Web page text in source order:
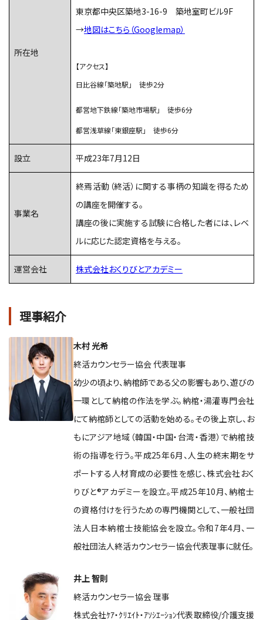
所在地
東京都中央区築地3-16-9 築地室町ビル9F
→地図はこちら（Googlemap）
【アクセス】
日比谷線「築地駅」 徒歩2分
都営地下鉄線「築地市場駅」 徒歩6分
都営浅草線「東銀座駅」 徒歩6分
設立 平成23年7月12日
事業名
終焉活動（終活）に関する事柄の知識を得るため
の講座を開催する。
講座の後に実施する試験に合格した者には、レベ
ルに応じた認定資格を与える。
運営会社 株式会社おくりびとアカデミー
理事紹介
木村 光希
終活カウンセラー協会 代表理事
幼少の頃より、納棺師である父の影響もあり、遊びの
一環として納棺の作法を学ぶ。納棺・湯灌専門会社
にて納棺師としての活動を始める。その後上京し、お
もにアジア地域（韓国・中国・台湾・香港）で納棺技
術の指導を行う。平成25年6月、人生の終末期をサ
ポートする人材育成の必要性を感じ、株式会社おく
りびと®アカデミーを設立。平成25年10月、納棺士
の資格付けを行うための専門機関として、一般社団
法人日本納棺士技能協会を設立。令和7年4月、一
般社団法人終活カウンセラー協会代表理事に就任。
井上 智則
終活カウンセラー協会 理事
株式会社ｹｱ・ｸﾘｴｲﾄ・ｱｿｼｴｰｼｮﾝ代表取締役/介護支援